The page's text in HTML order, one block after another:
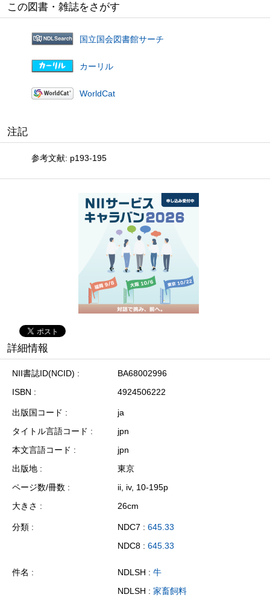
この図書・雑誌をさがす
国立国会図書館サーチ
カーリル
WorldCat
注記
参考文献: p193-195
詳細情報
NII書誌ID(NCID)
BA68002996
ISBN
4924506222
出版国コード
ja
タイトル言語コード
jpn
本文言語コード
jpn
出版地
東京
ページ数/冊数
ii, iv, 10-195p
大きさ
26cm
分類 NDC7 : 645.33
NDC8 : 645.33
件名 NDLSH : 牛
NDLSH : 家畜飼料